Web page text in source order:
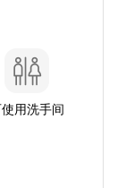
用洗手间